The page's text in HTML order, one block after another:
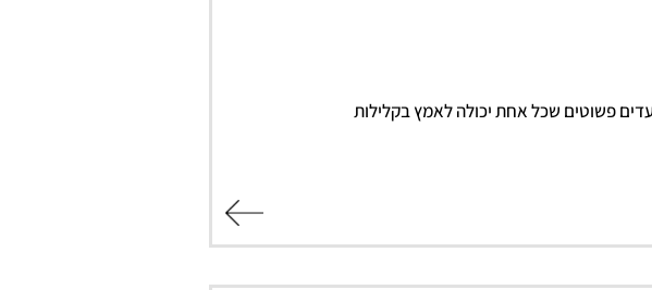
פשוטים שכל אחת יכולה לאמץ בקלילות